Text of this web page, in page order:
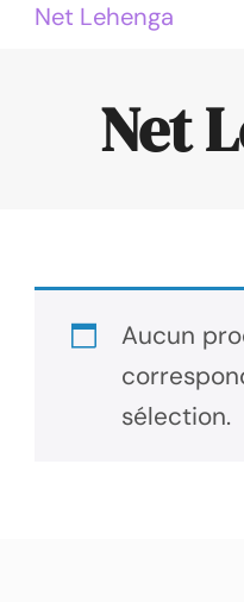
Net Lehenga
Net
Aucun
sélection.